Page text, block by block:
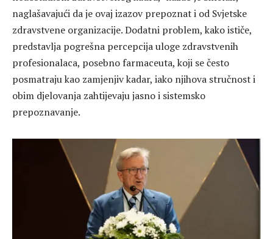
naglašavajući da je ovaj izazov prepoznat i od Svjetske
zdravstvene organizacije. Dodatni problem, kako ističe,
predstavlja pogrešna percepcija uloge zdravstvenih
profesionalaca, posebno farmaceuta, koji se često
posmatraju kao zamjenjiv kadar, iako njihova stručnost i
obim djelovanja zahtijevaju jasno i sistemsko
prepoznavanje.